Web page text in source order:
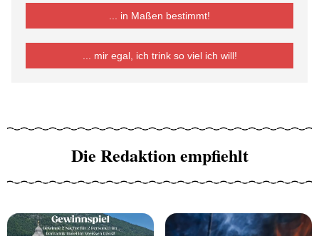
... in Maßen bestimmt!
... mir egal, ich trink so viel ich will!
Die Redaktion empfiehlt